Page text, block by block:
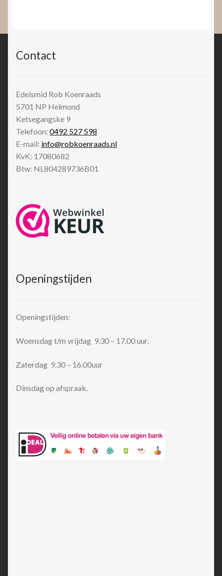
Contact
Edelsmid Rob Koenraads
5701 NP Helmond
Ketsegangske 9
Telefoon: 0492 527 598
E-mail: info@robkoenraads.nl
KvK: 17080682
Btw: NL804289736B01
Openingstijden
Openingstijden:
Woensdag t/m vrijdag 9.30 – 17.00 uur.
Zaterdag 9.30 – 16.00uur
Dinsdag op afspraak.